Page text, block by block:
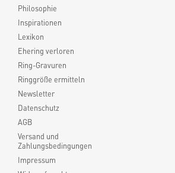
Philosophie
Inspirationen
Lexikon
Ehering verloren
Ring-Gravuren
Ringgröße ermitteln
Newsletter
Datenschutz
AGB
Versand und
Zahlungsbedingungen
Impressum